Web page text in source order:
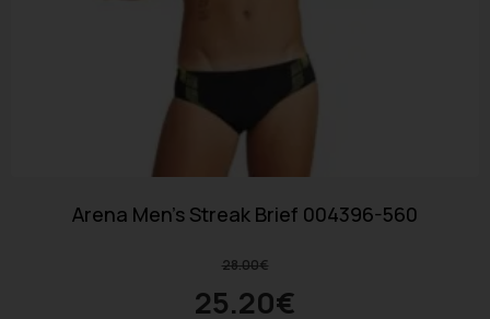
Arena Men’s Streak Brief 004396-560
28.00€
25.20€